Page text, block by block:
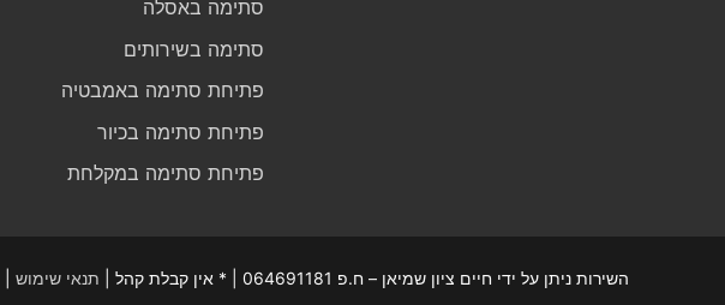
סתימה באסלה
סתימה בשירותים
פתיחת סתימה באמבטיה
פתיחת סתימה בכיור
פתיחת סתימה במקלחת
השירות ניתן על ידי חיים ציון שמיאן – ח.פ 064691181 | * אין קבלת קהל | תנאי שימוש